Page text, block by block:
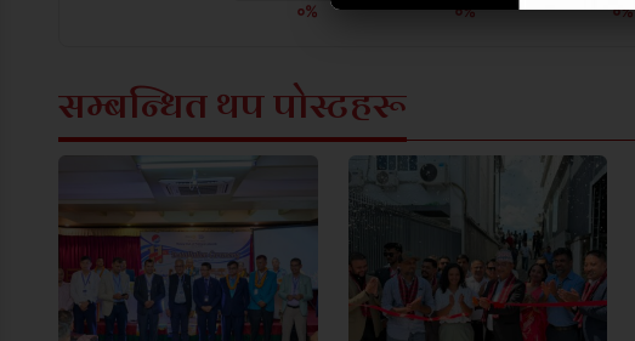
०% ०% ०%
सम्बन्धित थप पोस्टहरू